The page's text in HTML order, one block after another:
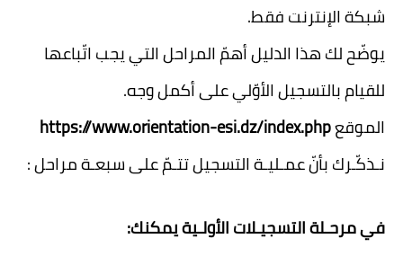
شبكة الإنترنت فقط.
يوضّح لك هذا الدليل أهمّ المراحل التي يجب اتّباعها
للقيام بالتسجيل الأوّلي على أكمل وجه.
الموقعhttps://www.orientation-esi.dz/index.php
نـذكّـرك بأنّ عمـليـة التسجيل تتـمّ على سبعـة مراحل :
في مرحـلة التسجيـلات الأولـية يمكنك: